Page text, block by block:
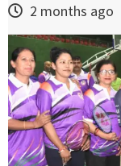
2 months ago